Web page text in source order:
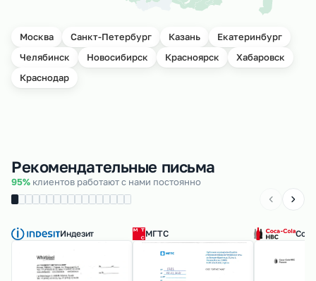
Москва Санкт-Петербург Казань
Екатеринбург
Челябинск
Новосибирск Красноярск
Хабаровск
Краснодар
Рекомендательные письма
95% клиентов работают с нами постоянно
Индезит МГТС